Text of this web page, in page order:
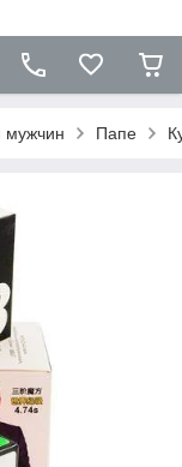
мужчин Папе